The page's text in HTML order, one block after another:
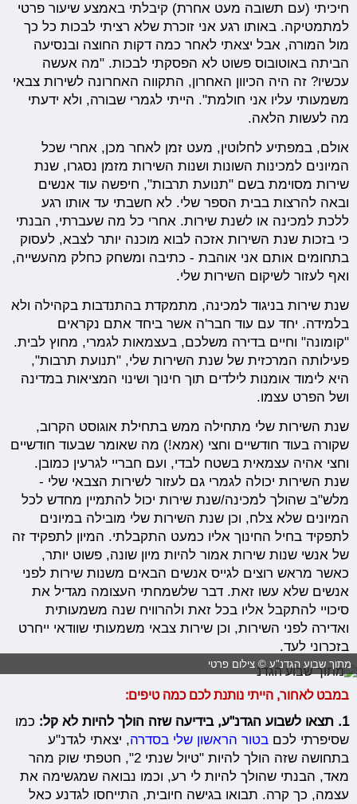
חיכיתי (עם תשובה מעט אחרת) קיבלתי באמצע שיעור פרטי
למתמטיקה. באותו רגע אני זוכרת שלא רציתי לבכות כל כך
מול המורה, אבל יצאתי לאחר כמה דקות החוצה ובנסיעה
הביתה באוטובוס פשוט לא הפסקתי לבכות. "מה אעשה
עכשיו? זה היה הכיוון האחרון, התקווה האחרונה לשירות צבאי
משמעותי עליו אני חולמת". הייתי לגמרי שבורה, ולא ידעתי
מה לעשות הלאה.
אולם, במפתיע לחלוטין, מעט זמן לאחר מכן, אחרי שכל
המיונים למכינות השונות ושנות השירות מזמן נסגרו, שנת
שירות מסוימת בשם "תנועת תרבות", חיפשה עוד אנשים
ובאה להרצות בבית הספר שלי. לא חשבתי עד אותו רגע
ללכת למכינה או לשנת שירות. אחרי כל מה שעברתי, הבנתי
כי בזכות שנת השירות אזכה לבוא מוכנה יותר לצבא, לעסוק
בתחומים אותם אני אוהבת - כתיבה ומשחק כחלק מהעשייה,
ואף לעזור לשיקום השירות שלי.
שנת שירות בניגוד למכינה, מתמקדת בהתנדבות בקהילה ולא
בלמידה. יחד עם עוד חבר'ה אשר ביחד אתם נקראים
"קומונה" וחיים בדירה משלכם, בעצמאות לגמרי, מחוץ לבית.
פעילותה המרכזית של שנת השירות שלי, "תנועת תרבות",
היא לימוד אומנות לילדים תוך חינוך ושינוי המציאות במדינה
ושל הפרט עצמו.
שנת השירות שלי מתחילה ממש בתחילת אוגוסט הקרוב,
שקורה בעוד חודשיים וחצי (אמא!) מה שאומר שבעוד חודשיים
וחצי אהיה עצמאית בשטח לבדי, ועם חבריי לגרעין כמובן.
שנת השירות יכולה לגמרי גם לעזור לשירות הצבאי שלי -
מלש"ב שהולך למכינה/שנת שירות יכול להתמיין מחדש לכל
המיונים שלא צלח, וכן שנת השירות שלי מובילה במיונים
לתפקיד בחיל החינוך אליו כמעט התקבלתי. המיון לתפקיד זה
של אנשי שנות שירות אמור להיות מיון שונה, פשוט יותר,
כאשר מראש רוצים לגייס אנשים הבאים משנות שירות לפני
אנשים שלא עשו זאת. דבר שלשמחתי העצומה מגדיל את
סיכויי להתקבל אליו בכל זאת ולהרוויח שנה משמעותית
ואדירה לפני השירות, וכן שירות צבאי משמעותי שוודאי ייחרט
בזכרוני לעד.
מתוך שבוע הגדנ"ע © צילום פרטי
במבט לאחור, הייתי נותנת לכם כמה טיפים:
1. תצאו לשבוע הגדנ"ע, בידיעה שזה הולך להיות לא קל:
כמו
שסיפרתי לכםבטור הראשון שלי בסדרה, יצאתי לגדנ"ע
בתחושה שזה הולך להיות "טיול שנתי 2", חטפתי שוק מהר
מאד, הבנתי שהולך להיות לי רע, וכמו נבואה שמגשימה את
עצמה, כך קרה. תבואו בגישה חיובית, התייחסו לגדנע כאל